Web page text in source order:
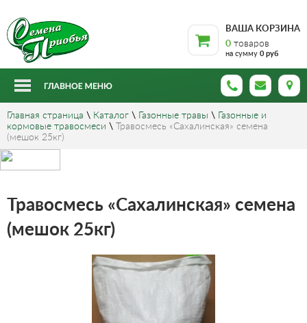
ВАША КОРЗИНА
0 товаров
на сумму 0 руб
Главная страница \ Каталог \ Газонные травы \
Газонные и
кормовые травосмеси \
Травосмесь «Сахалинская» семена
(мешок 25кг)
Травосмесь «Сахалинская» семена
(мешок 25кг)